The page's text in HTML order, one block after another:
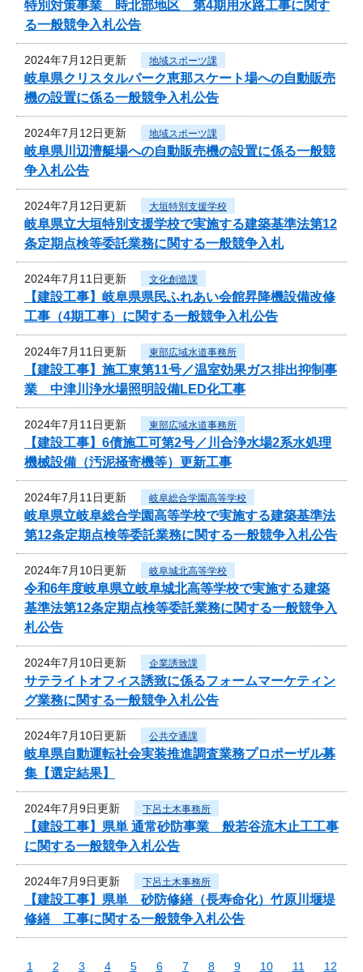
特別対策事業 時北部地区 第4期用水路工事に関す
る一般競争入札公告
2024年7月12日更新 地域スポーツ課
岐阜県クリスタルパーク恵那スケート場への自動販売
機の設置に係る一般競争入札公告
2024年7月12日更新 地域スポーツ課
岐阜県川辺漕艇場への自動販売機の設置に係る一般競
争入札公告
2024年7月12日更新 大垣特別支援学校
岐阜県立大垣特別支援学校で実施する建築基準法第12
条定期点検等委託業務に関する一般競争入札
2024年7月11日更新 文化創造課
【建設工事】岐阜県県民ふれあい会館昇降機設備改修
工事（4期工事）に関する一般競争入札公告
2024年7月11日更新 東部広域水道事務所
【建設工事】施工東第11号／温室効果ガス排出抑制事
業 中津川浄水場照明設備LED化工事
2024年7月11日更新 東部広域水道事務所
【建設工事】6債施工可第2号／川合浄水場2系水処理
機械設備（汚泥掻寄機等）更新工事
2024年7月11日更新 岐阜総合学園高等学校
岐阜県立岐阜総合学園高等学校で実施する建築基準法
第12条定期点検等委託業務に関する一般競争入札公告
2024年7月10日更新 岐阜城北高等学校
令和6年度岐阜県立岐阜城北高等学校で実施する建築
基準法第12条定期点検等委託業務に関する一般競争入
札公告
2024年7月10日更新 企業誘致課
サテライトオフィス誘致に係るフォームマーケティン
グ業務に関する一般競争入札公告
2024年7月10日更新 公共交通課
岐阜県自動運転社会実装推進調査業務プロポーザル募
集【選定結果】
2024年7月9日更新 下呂土木事務所
【建設工事】県単 通常砂防事業 般若谷流木止工工事
に関する一般競争入札公告
2024年7月9日更新 下呂土木事務所
【建設工事】県単 砂防修繕（長寿命化）竹原川堰堤
修繕 工事に関する一般競争入札公告
1 2 3 4 5 6 7 8 9 10 11
12